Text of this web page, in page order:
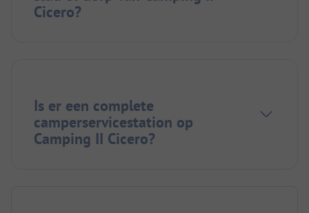
Cicero?
Is er een complete
camperservicestation op
Camping II Cicero?